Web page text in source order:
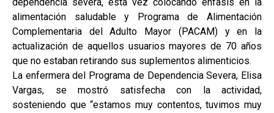
alimentación saludable y Programa de Alimentación
Complementaria del Adulto Mayor (PACAM) y en la
actualización de aquellos usuarios mayores de 70 años
que no estaban retirando sus suplementos alimenticios.
La enfermera del Programa de Dependencia Severa, Elisa
Vargas, se mostró satisfecha con la actividad,
sosteniendo que “estamos muy contentos, tuvimos muy